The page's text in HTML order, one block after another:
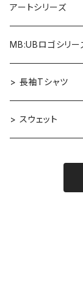
アルファベット×ヒヒ
アルファベット×マ
アルファベット×フ
アルファベット×トラ
アートシリーズ
Re:Mix
ゴッホ
カンディンスキー
小川一眞［花の静
製図家のためのア
MB:UBロゴシリー
> 長袖Tシャツ
デザイナーズコレク
アルファベット×マウス
MB:UBロゴシリー
> スウェット
アートシリーズ
デザイナーズコレ